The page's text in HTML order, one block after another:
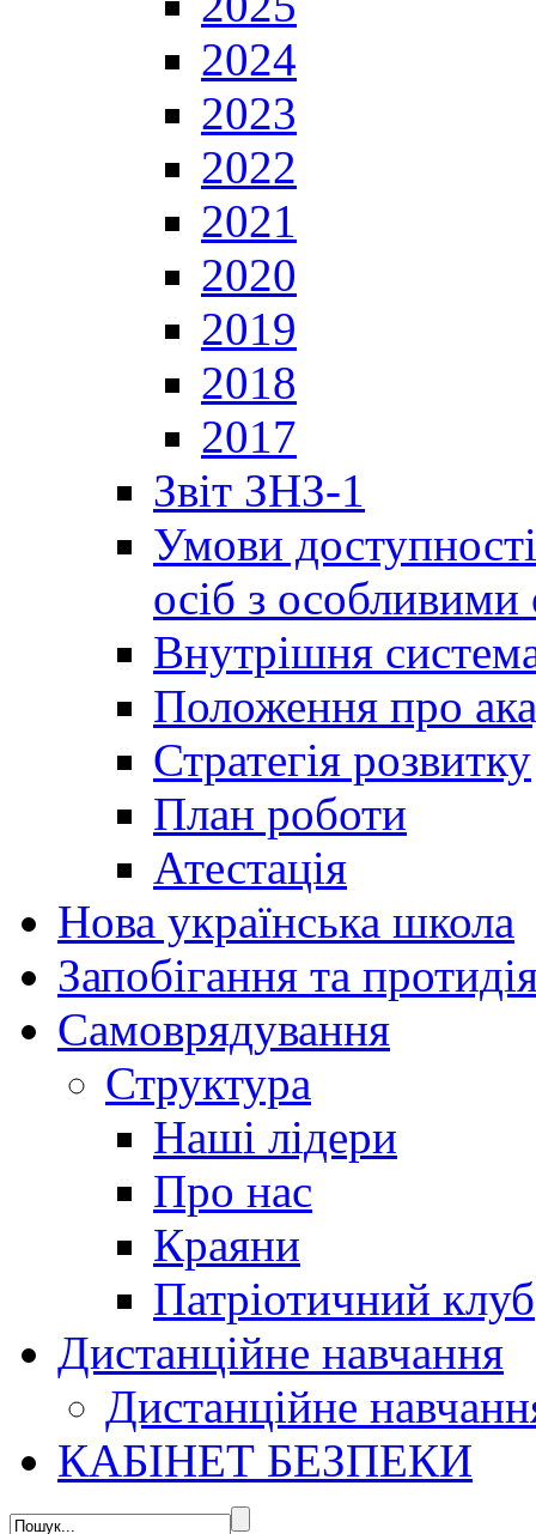
2024
2023
2022
2021
2020
2019
2018
2017
Звіт ЗНЗ-1
Умови
осіб з особливими
Внутрішня
Положення про
Стратегія розвитку
План роботи
Атестація
Нова українська школа
Запобігання та
Cамоврядування
Структура
Наші лідери
Про нас
Краяни
Патріотичний клуб
Дистанційне навчання
Дистанційне
КАБІНЕТ БЕЗПЕКИ